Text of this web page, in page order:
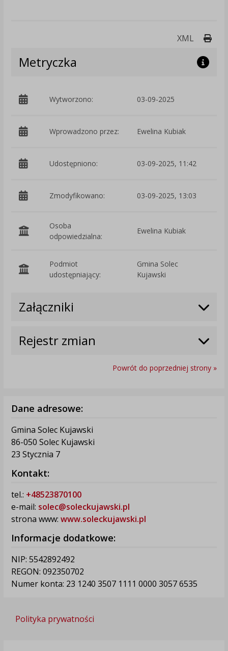
XML
Metryczka
Wytworzono: 03-09-2025
Wprowadzono przez: Ewelina Kubiak
Udostępniono: 03-09-2025, 11:42
Zmodyfikowano: 03-09-2025, 13:03
Osoba
odpowiedzialna:
Ewelina Kubiak
Podmiot
udostępniający:
Gmina Solec
Kujawski
Załączniki
Rejestr zmian
Powrót do poprzedniej strony »
Dane adresowe:
Gmina Solec Kujawski
86-050 Solec Kujawski
23 Stycznia 7
Kontakt:
tel.: +48523870100
e-mail: solec@soleckujawski.pl
strona www: www.soleckujawski.pl
Informacje dodatkowe:
NIP: 5542892492
REGON: 092350702
Numer konta: 23 1240 3507 1111 0000 3057 6535
Polityka prywatności